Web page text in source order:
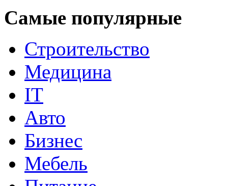
Самые популярные
Строительство
Медицина
IT
Авто
Бизнес
Мебель